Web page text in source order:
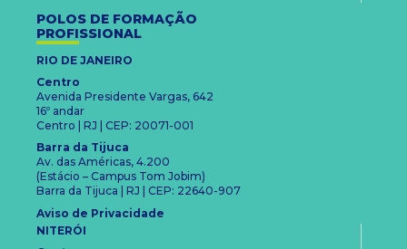
POLOS DE FORMAÇÃO
PROFISSIONAL
RIO DE JANEIRO
Centro
Avenida Presidente Vargas, 642
16º andar
Centro | RJ | CEP: 20071-001
Barra da Tijuca
Av. das Américas, 4.200
(Estácio – Campus Tom Jobim)
Barra da Tijuca | RJ | CEP: 22640-907
Aviso de Privacidade
NITERÓI